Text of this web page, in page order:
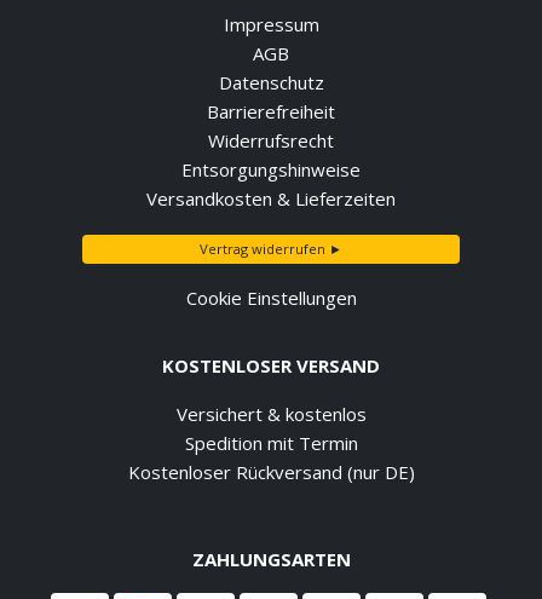
Impressum
AGB
Datenschutz
Barrierefreiheit
Widerrufsrecht
Entsorgungshinweise
Versandkosten & Lieferzeiten
Vertrag widerrufen ►
Cookie Einstellungen
KOSTENLOSER VERSAND
Versichert & kostenlos
Spedition mit Termin
Kostenloser Rückversand (nur DE)
ZAHLUNGSARTEN